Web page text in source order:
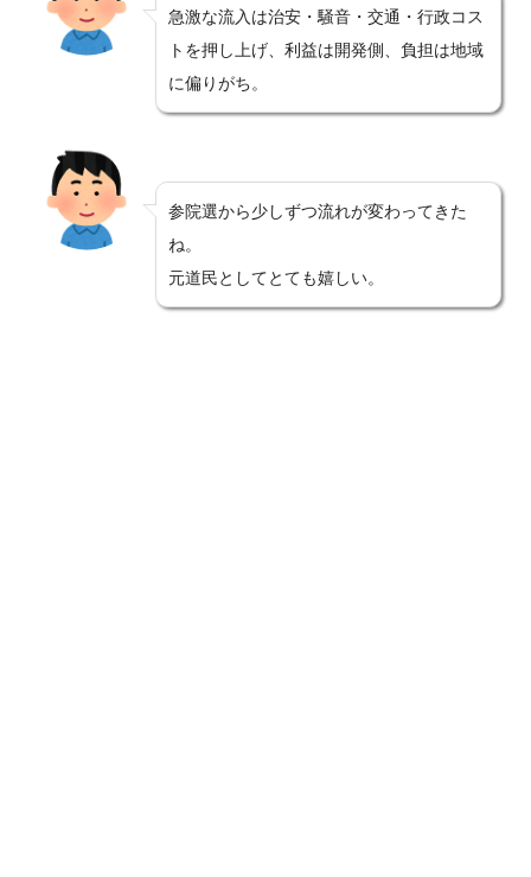
急激な流入は治安・騒音・交通・行政コス
トを押し上げ、利益は開発側、負担は地域
に偏りがち。
参院選から少しずつ流れが変わってきた
ね。
元道民としてとても嬉しい。